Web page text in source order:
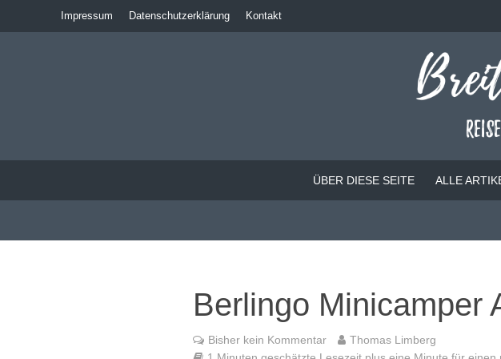
Impressum Datenschutzerklärung Kontakt
ÜBER DIESE SEITE ALLE
Berlingo Minicamper
Bisher kein Kommentar
Thomas Limberg